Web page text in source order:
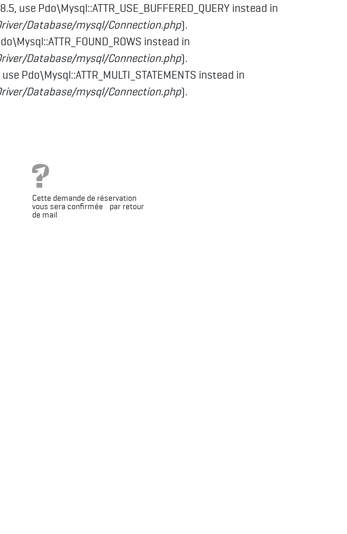
use Pdo\Mysql::ATTR_USE_BUFFERED_QUERY instead in
Database/mysql/Connection.php).
instead in
Database/mysql/Connection.php).
Pdo\Mysql::ATTR_MULTI_STATEMENTS instead in
Database/mysql/Connection.php).
Cette demande de réservation
vous sera confirmée par retour
de mail